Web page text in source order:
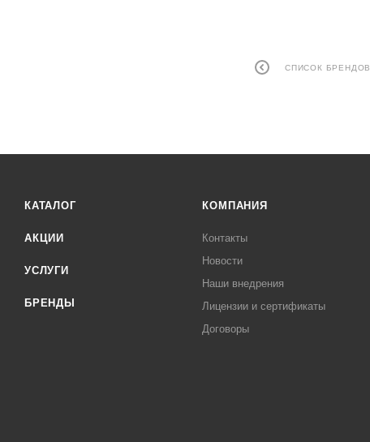
СПИСОК БРЕНДОВ
КАТАЛОГ
АКЦИИ
УСЛУГИ
БРЕНДЫ
КОМПАНИЯ
Контакты
Новости
Наши внедрения
Лицензии и сертификаты
Договоры